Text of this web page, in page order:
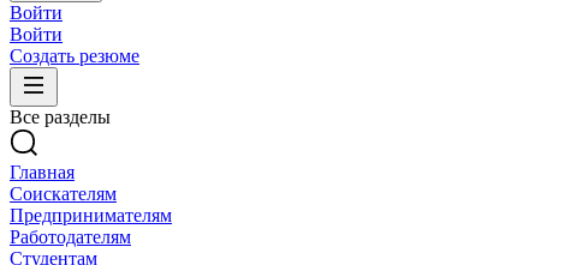
Войти
Войти
Создать резюме
Все разделы
Главная
Соискателям
Предпринимателям
Работодателям
Студентам